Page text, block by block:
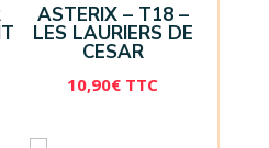
ASTERIX – T18 –
LES LAURIERS DE
CESAR
10,90€ TTC